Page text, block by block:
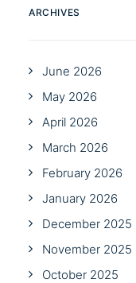
ARCHIVES
June 2026
May 2026
April 2026
March 2026
February 2026
January 2026
December 2025
November 2025
October 2025